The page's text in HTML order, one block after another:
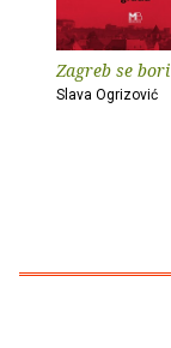
Zagreb se bori
Slava Ogrizović